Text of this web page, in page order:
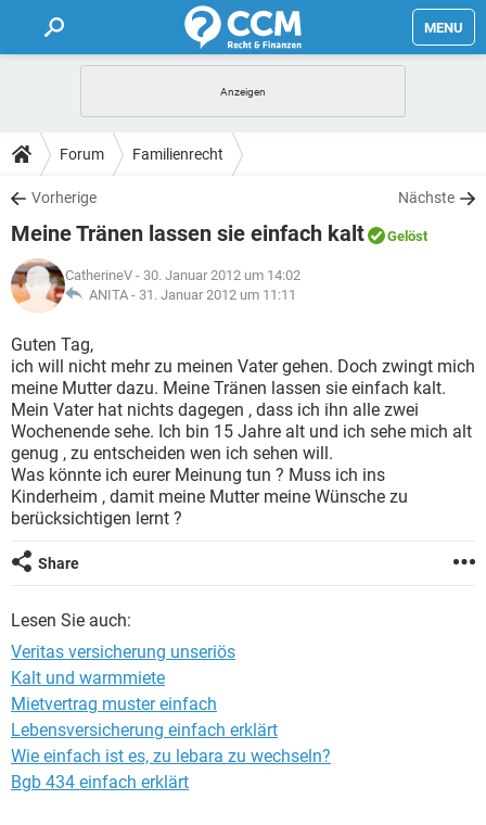
MENU
FORUM
TIPPS
Forum Familienrecht
Vorherige Nächste
Meine Tränen lassen sie einfach kalt Gelöst
CatherineV - 30. Januar 2012 um 14:02
ANITA - 31. Januar 2012 um 11:11
Guten Tag,
ich will nicht mehr zu meinen Vater gehen. Doch zwingt mich
meine Mutter dazu. Meine Tränen lassen sie einfach kalt.
Mein Vater hat nichts dagegen , dass ich ihn alle zwei
Wochenende sehe. Ich bin 15 Jahre alt und ich sehe mich alt
genug , zu entscheiden wen ich sehen will.
Was könnte ich eurer Meinung tun ? Muss ich ins
Kinderheim , damit meine Mutter meine Wünsche zu
berücksichtigen lernt ?
Share
Lesen Sie auch:
Veritas versicherung unseriös
Kalt und warmmiete
Mietvertrag muster einfach
Lebensversicherung einfach erklärt
Wie einfach ist es, zu lebara zu wechseln?
Bgb 434 einfach erklärt